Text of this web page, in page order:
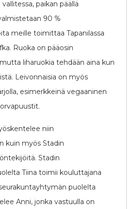
paikan päällä
90 %
meille toimittaa Tapanilassa
Ruoka on pääosin
liharuokia tehdään aina kun
Leivonnaisia on myös
esimerkkeinä vegaaninen
niin
kuin myös Stadin
Stadin
Tiina toimii kouluttajana
puolelta
Anni, jonka vastuulla on